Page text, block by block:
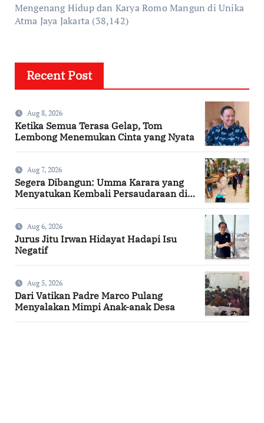
Mengenang Hidup dan Karya Romo Mangun di Unika
Atma Jaya Jakarta (38,142)
Recent Post
Aug 8, 2026
Ketika Semua Terasa Gelap, Tom
Lembong Menemukan Cinta yang Nyata
Aug 7, 2026
Segera Dibangun: Umma Karara yang
Menyatukan Kembali Persaudaraan di
Aug 6, 2026
Jurus Jitu Irwan Hidayat Hadapi Isu
Negatif
Aug 5, 2026
Dari Vatikan Padre Marco Pulang
Menyalakan Mimpi Anak-anak Desa